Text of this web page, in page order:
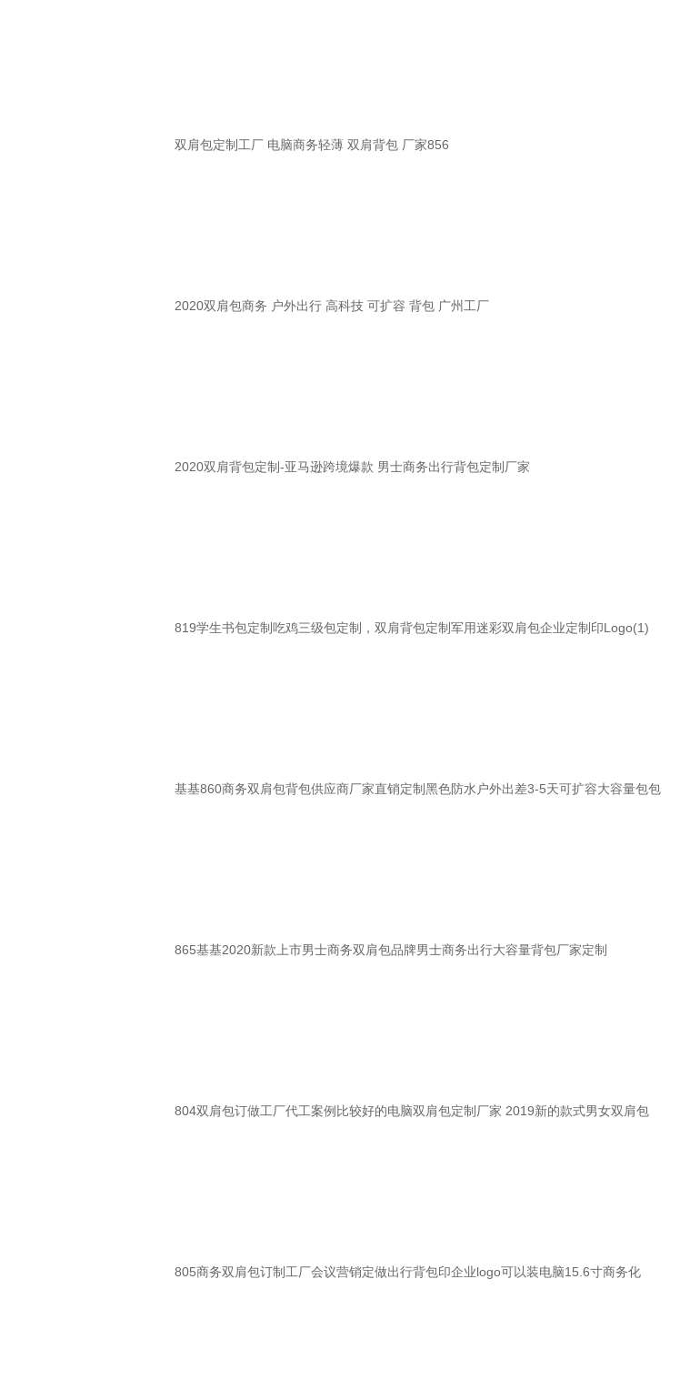
双肩包定制工厂 电脑商务轻薄 双肩背包 厂家856
2020双肩包商务 户外出行 高科技 可扩容 背包 广州工厂
2020双肩背包定制-亚马逊跨境爆款 男士商务出行背包定制厂家
819学生书包定制吃鸡三级包定制，双肩背包定制军用迷彩双肩包企业定制印Logo(1)
基基860商务双肩包背包供应商厂家直销定制黑色防水户外出差3-5天可扩容大容量包包
865基基2020新款上市男士商务双肩包品牌男士商务出行大容量背包厂家定制
804双肩包订做工厂代工案例比较好的电脑双肩包定制厂家 2019新的款式男女双肩包
805商务双肩包订制工厂会议营销定做出行背包印企业logo可以装电脑15.6寸商务化